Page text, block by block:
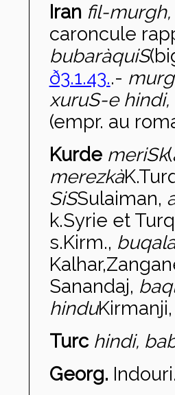
Iran fil-
caroncule
bubaràquiS
ð3.1.43..-
xuruS-e
(empr. au
Kurde meriSk(
merezkà
SiSSulaiman,
k.Syrie et
s.Kirm., b
Sanandaj,
hindu
Turc hindi,
Georg. Indouri